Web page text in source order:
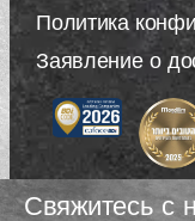
Политика
Заявление о
Свяжитесь с